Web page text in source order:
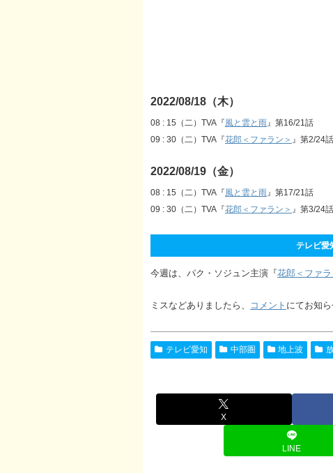
2022/08/18（木）
08 : 15（二）TVA『風と雲と雨』第16/21話
09 : 30（二）TVA『花郎＜ファラン＞ 』第2/24話
2022/08/19（金）
08 : 15（二）TVA『風と雲と雨』第17/21話
09 : 30（二）TVA『花郎＜ファラン＞ 』第3/24話
テレビ愛
今週は、パク・ソジュン主演『花郎＜ファラ
ミスなどありましたら、 コメント にてお知
テレビ愛知 中部圏 地上波
X
LINE